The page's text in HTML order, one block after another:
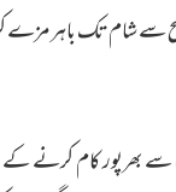
صبح سے شام تک باہر
کام کرنے کے